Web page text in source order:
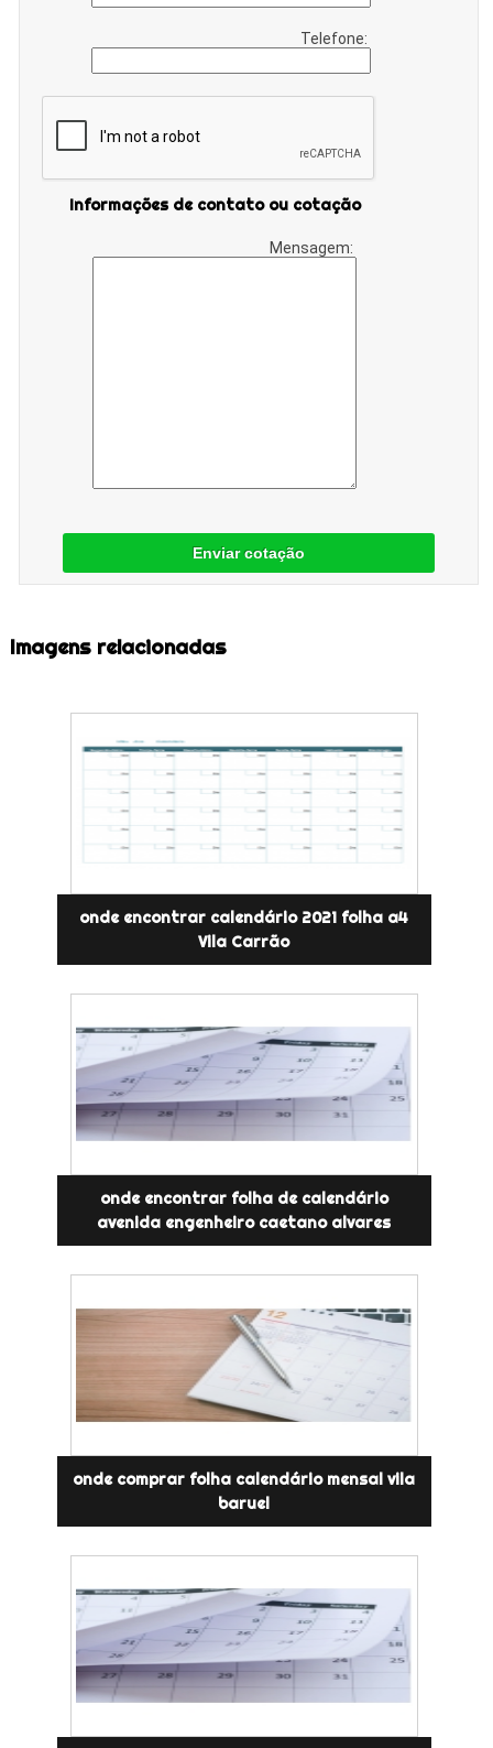
Telefone:
Informações de contato ou cotação
Mensagem:
Enviar cotação
Imagens relacionadas
onde encontrar calendário 2021 folha a4
Vila Carrão
onde encontrar folha de calendário
avenida engenheiro caetano alvares
onde comprar folha calendário mensal vila
baruel